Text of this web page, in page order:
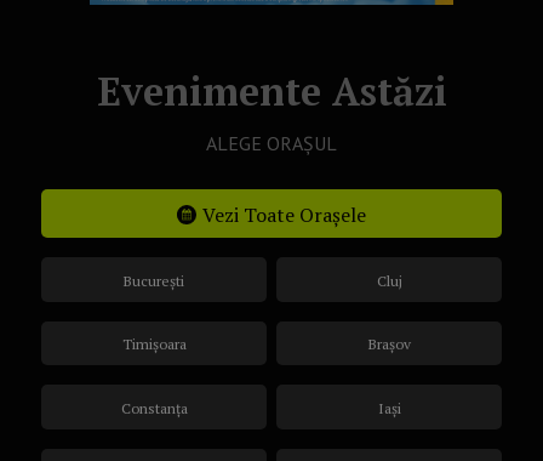
Evenimente Astăzi
ALEGE ORAȘUL
Vezi Toate Orașele
București
Timișoara
Constanța
Cluj
Brașov
Iași